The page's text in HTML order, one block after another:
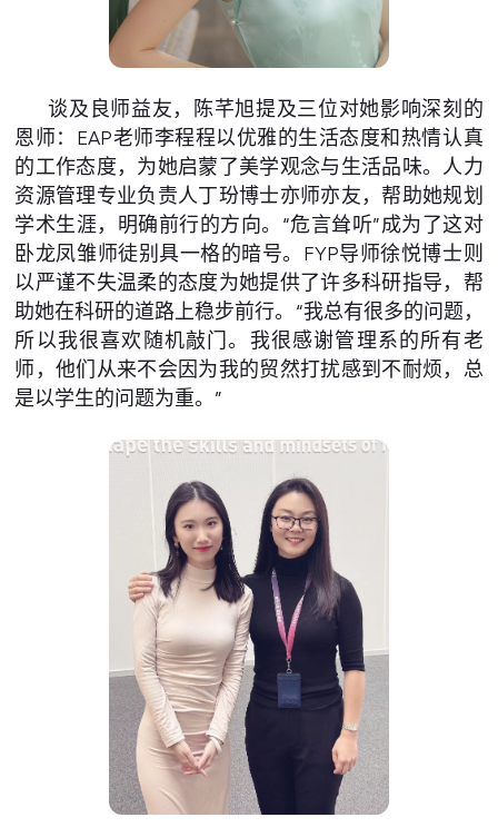
谈及良师益友，陈芊旭提及三位对她影响深刻的
恩师：EAP老师李程程以优雅的生活态度和热情认真
的工作态度，为她启蒙了美学观念与生活品味。人力
资源管理专业负责人丁玢博士亦师亦友，帮助她规划
学术生涯，明确前行的方向。“危言耸听”成为了这对
卧龙凤雏师徒别具一格的暗号。FYP导师徐悦博士则
以严谨不失温柔的态度为她提供了许多科研指导，帮
助她在科研的道路上稳步前行。“我总有很多的问题，
所以我很喜欢随机敲门。我很感谢管理系的所有老
师，他们从来不会因为我的贸然打扰感到不耐烦，总
是以学生的问题为重。”